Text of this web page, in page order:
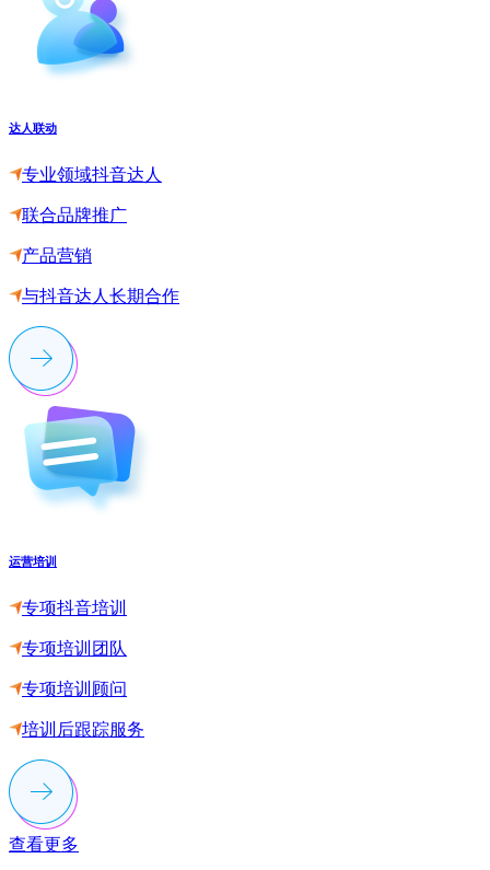
达人联动
专业领域抖音达人
联合品牌推广
产品营销
与抖音达人长期合作
运营培训
专项抖音培训
专项培训团队
专项培训顾问
培训后跟踪服务
查看更多